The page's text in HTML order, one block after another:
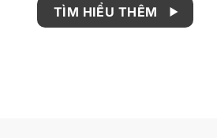
TÌM HIỂU THÊM